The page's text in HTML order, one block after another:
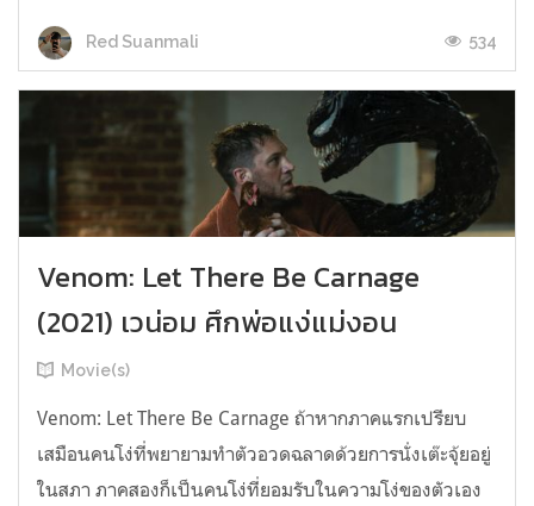
Red Suanmali 534
Venom: Let There Be Carnage
(2021) เวน่อม ศึกพ่อแง่แม่งอน
Movie(s)
Venom: Let There Be Carnage ถ้าหากภาคแรกเปรียบ
เสมือนคนโง่ที่พยายามทำตัวอวดฉลาดด้วยการนั่งเต๊ะจุ้ยอยู่
ในสภา ภาคสองก็เป็นคนโง่ที่ยอมรับในความโง่ของตัวเอง